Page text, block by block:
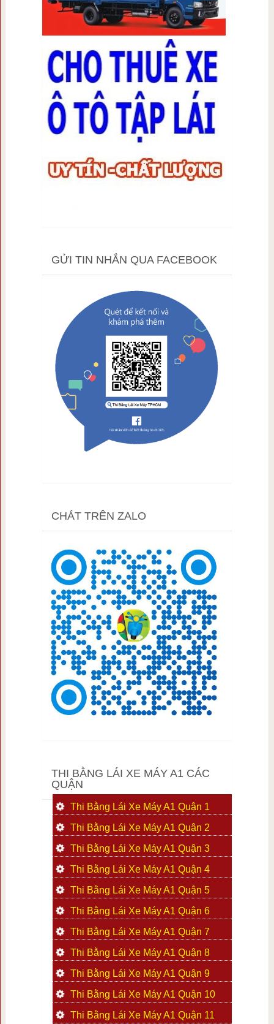
GỬI TIN NHẮN QUA FACEBOOK
CHÁT TRÊN ZALO
THI BẰNG LÁI XE MÁY A1 CÁC
QUẬN
Thi Bằng Lái Xe Máy A1 Quận 1
Thi Bằng Lái Xe Máy A1 Quận 2
Thi Bằng Lái Xe Máy A1 Quận 3
Thi Bằng Lái Xe Máy A1 Quận 4
Thi Bằng Lái Xe Máy A1 Quận 5
Thi Bằng Lái Xe Máy A1 Quận 6
Thi Bằng Lái Xe Máy A1 Quận 7
Thi Bằng Lái Xe Máy A1 Quận 8
Thi Bằng Lái Xe Máy A1 Quận 9
Thi Bằng Lái Xe Máy A1 Quận 10
Thi Bằng Lái Xe Máy A1 Quận 11